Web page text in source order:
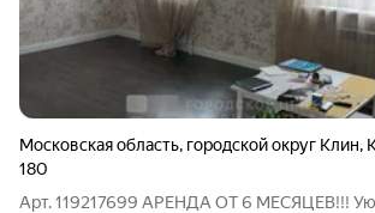
Московская область, городской округ Клин,
180
Арт. 119217699 АРЕНДА ОТ 6 МЕСЯЦЕВ!!!